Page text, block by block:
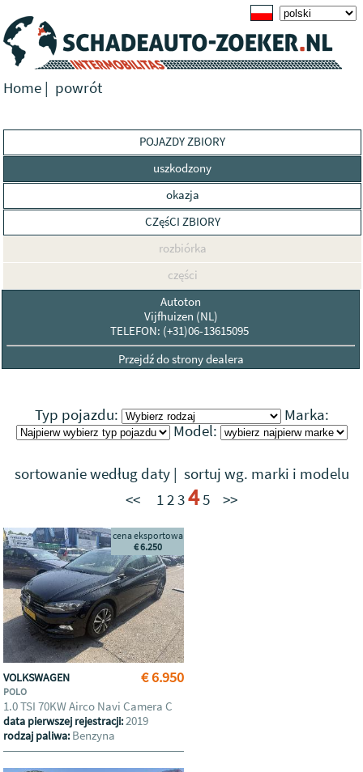
Home | powrót
POJAZDY ZBIORY
uszkodzony
okazja
CZęśCI ZBIORY
rozbiórka
części
Autoton
Vijfhuizen (NL)
TELEFON: (+31)06-13615095
Przejdź do strony dealera
Typ pojazdu:
Marka:
Model:
sortowanie według daty| sortuj wg. marki i modelu
<<
12345 >>
€ 6.950
cena eksportowa
€ 6.250
VOLKSWAGEN
POLO
1.0 TSI 70KW Airco Navi Camera C
data pierwszej rejestracji:2019
rodzaj paliwa: Benzyna